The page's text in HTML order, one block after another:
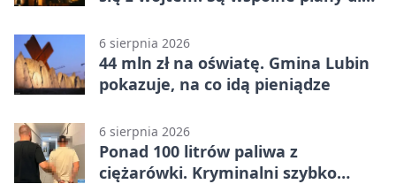
6 sierpnia 2026
44 mln zł na oświatę. Gmina Lubin
pokazuje, na co idą pieniądze
6 sierpnia 2026
Ponad 100 litrów paliwa z
ciężarówki. Kryminalni szybko